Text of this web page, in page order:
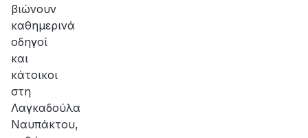
βιώνουν
καθημερινά
οδηγοί
και
κάτοικοι
στη
Λαγκαδούλα
Ναυπάκτου,